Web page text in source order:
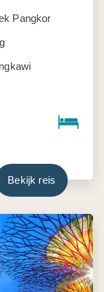
Pangkor
Bekijk reis